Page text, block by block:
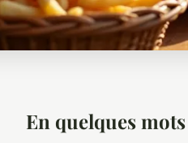
En quelques mots